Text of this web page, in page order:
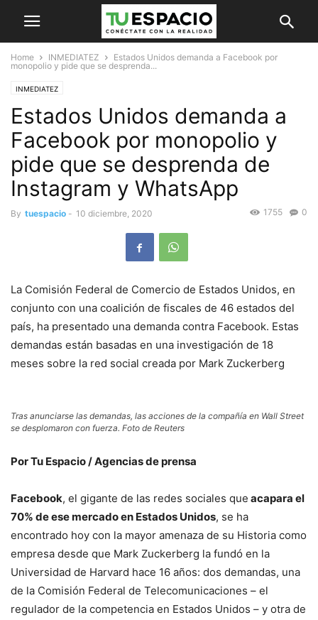
Home INMEDIATEZ
Estados Unidos demanda a Facebook por
monopolio y pide que se desprenda...
INMEDIATEZ
Estados Unidos demanda a
Facebook por monopolio y
pide que se desprenda de
Instagram y WhatsApp
By tuespacio - 10 diciembre, 2020 0
1755
La Comisión Federal de Comercio de Estados Unidos, en
conjunto con una coalición de fiscales de 46 estados del
país, ha presentado una demanda contra Facebook. Estas
demandas están basadas en una investigación de 18
meses sobre la red social creada por Mark Zuckerberg
Tras anunciarse las demandas, las acciones de la compañía en Wall Street
se desplomaron con fuerza. Foto de Reuters
Por Tu Espacio / Agencias de prensa
Facebook, el gigante de las redes sociales que acapara el
70% de ese mercado en Estados Unidos, se ha
encontrado hoy con la mayor amenaza de su Historia como
empresa desde que Mark Zuckerberg la fundó en la
Universidad de Harvard hace 16 años: dos demandas, una
de la Comisión Federal de Telecomunicaciones – el
regulador de la competencia en Estados Unidos – y otra de